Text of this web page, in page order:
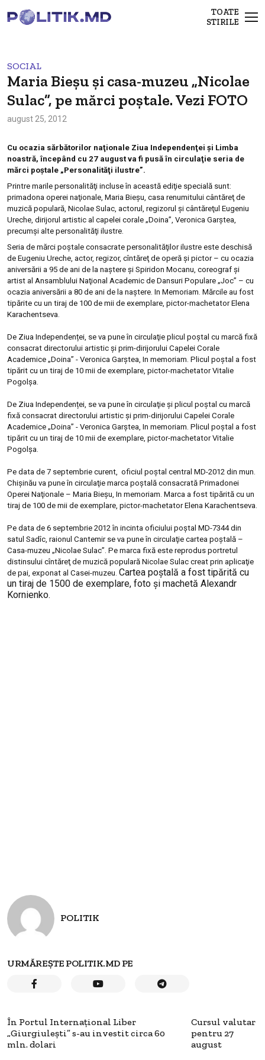
TOATE
STIRILE
SOCIAL
Maria Bieşu şi casa-muzeu „Nicolae
Sulac”, pe mărci poştale. Vezi FOTO
august 25, 2012
Cu ocazia sărbătorilor naţionale Ziua Independenţei şi Limba
noastră, începând cu 27 august va fi pusă în circulaţie seria de
mărci poştale „Personalităţi ilustre”.
Printre marile personalităţi incluse în această ediţie specială sunt:
primadona operei naţionale, Maria Bieşu, casa renumitului cântăreţ de
muzică populară, Nicolae Sulac, actorul, regizorul şi cântăreţul Eugeniu
Ureche, dirijorul artistic al capelei corale „Doina”, Veronica Garştea,
precumşi alte personalităţi ilustre.
Seria de mărci poştale consacrate personalităţilor ilustre este deschisă
de Eugeniu Ureche, actor, regizor, cîntăreţ de operă şi pictor – cu ocazia
aniversării a 95 de ani de la naştere şi Spiridon Mocanu, coreograf şi
artist al Ansamblului Naţional Academic de Dansuri Populare „Joc” – cu
ocazia aniversării a 80 de ani de la naştere. In Memoriam. Mărcile au fost
tipărite cu un tiraj de 100 de mii de exemplare, pictor-machetator Elena
Karachentseva.
De Ziua Independenței, se va pune în circulaţie plicul poştal cu marcă fixă
consacrat directorului artistic şi prim-dirijorului Capelei Corale
Academice „Doina” - Veronica Garştea, In memoriam. Plicul poştal a fost
tipărit cu un tiraj de 10 mii de exemplare, pictor-machetator Vitalie
Pogolşa.
De Ziua Independenței, se va pune în circulaţie şi plicul poştal cu marcă
fixă consacrat directorului artistic şi prim-dirijorului Capelei Corale
Academice „Doina” - Veronica Garştea, In memoriam. Plicul poştal a fost
tipărit cu un tiraj de 10 mii de exemplare, pictor-machetator Vitalie
Pogolşa.
Pe data de 7 septembrie curent, oficiul poştal central MD-2012 din mun.
Chişinău va pune în circulaţie marca poştală consacrată Primadonei
Operei Naţionale – Maria Bieşu, In memoriam. Marca a fost tipărită cu un
tiraj de 100 de mii de exemplare, pictor-machetator Elena Karachentseva.
Pe data de 6 septembrie 2012 în incinta oficiului poştal MD-7344 din
satul Sadîc, raionul Cantemir se va pune în circulaţie cartea poştală –
Casa-muzeu „Nicolae Sulac”. Pe marca fixă este reprodus portretul
distinsului cîntăreţ de muzică populară Nicolae Sulac creat prin aplicaţie
de pai, exponat al Casei-muzeu. Cartea poştală a fost tipărită cu
un tiraj de 1500 de exemplare, foto şi machetă Alexandr
Kornienko.
POLITIK
URMĂREȘTE POLITIK.MD PE
În Portul Internaţional Liber
„Giurgiuleşti” s-au investit circa 60
mln. dolari
Cursul valutar
pentru 27
august